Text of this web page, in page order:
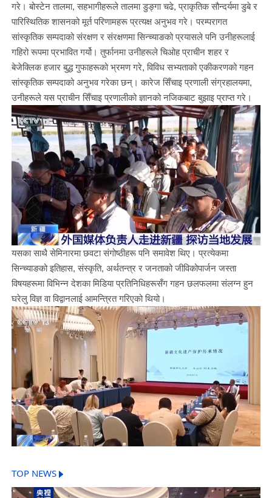
गरे। बोस्टेन तालमा, सहभागीहरूले तालमा डुङ्गा चढे, प्राकृतिक सौन्दर्यमा डुबे र
पारिस्थितिक शासनको मूर्त परिणामहरू प्रत्यक्ष अनुभव गरे। परम्परागत
सांस्कृतिक सम्पदाको संरक्षण र संरक्षणमा सिन्च्याङको प्रयासले पनि उनीहरूलाई
गहिरो रूपमा प्रभावित गर्यो। तुर्फानमा उनीहरूले चिओह प्राचीन शहर र
बेजेक्लिक हजार बुद्ध गुफाहरूको भ्रमण गरे, विविध सभ्यताको एकीकरणको गहन
सांस्कृतिक सम्पदाको अनुभव गरेका छन्। कारेज सिँचाइ प्रणाली संग्रहालयमा,
उनीहरूले यस प्राचीन सिँचाइ प्रणालीको ज्ञानको नजिकबाट बुझाइ प्राप्त गरे।
यसका साथै सेमिनारमा छवटा संगोष्ठीहरू पनि समावेश थिए। प्रत्येकमा
सिन्च्याङको इतिहास, संस्कृति, अर्थतन्त्र र जनताको जीविकोपार्जन जस्ता
विषयहरूमा विभिन्न देशका मिडिया प्रतिनिधिहरूसँग गहन छलफलमा संलग्न हुन
घरेलु विज्ञ वा विद्वानलाई आमन्त्रित गरिएको थियो।
TOP NEWS